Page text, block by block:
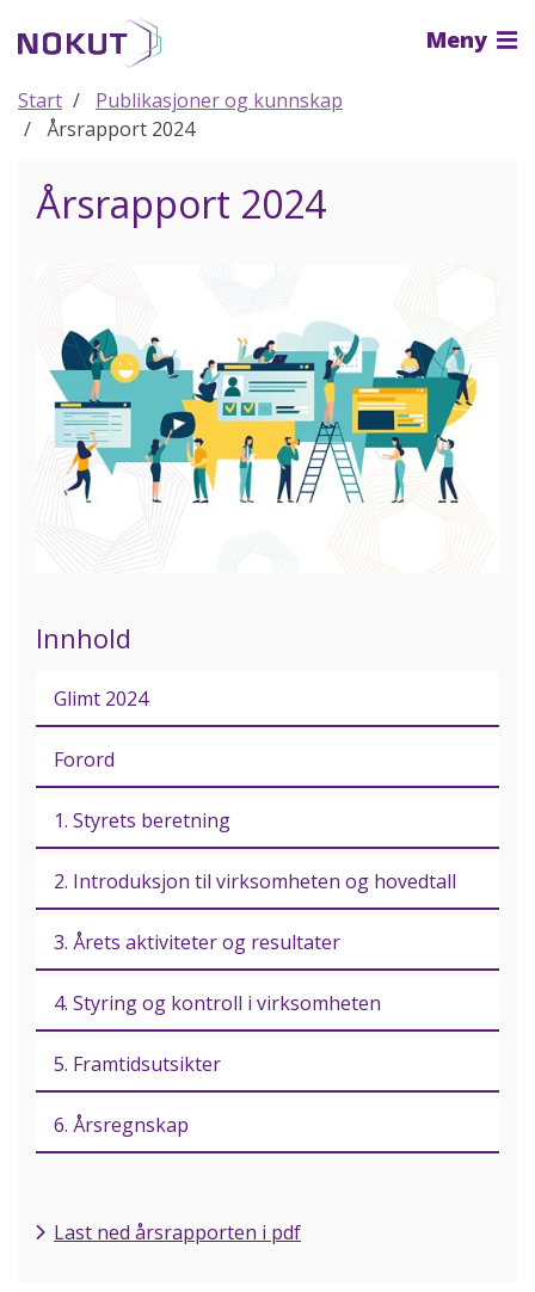
hovedinnhold
Meny
Start
Publikasjoner og kunnskap
Årsrapport 2024
Årsrapport 2024
Innhold
Glimt 2024
Forord
1. Styrets beretning
2. Introduksjon til virksomheten og hovedtall
3. Årets aktiviteter og resultater
4. Styring og kontroll i virksomheten
5. Framtidsutsikter
6. Årsregnskap
Last ned årsrapporten i pdf